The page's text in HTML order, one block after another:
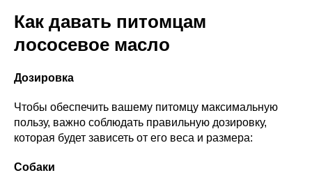
Как давать питомцам
лососевое масло
Дозировка
Чтобы обеспечить вашему питомцу максимальную
пользу, важно соблюдать правильную дозировку,
которая будет зависеть от его веса и размера:
Собаки